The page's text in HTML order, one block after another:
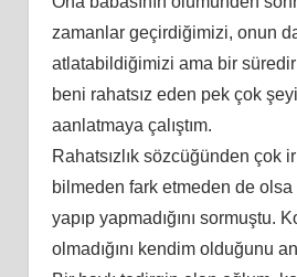
zamanlar geçirdiğimizi, onun
atlatabildiğimizi ama bir
beni rahatsız eden pek çok
aanlatmaya çalıştım.
Rahatsızlık sözcüğünden çok
bilmeden fark etmeden de
yapıp yapmadığını sormuştu.
olmadığını kendim olduğunu